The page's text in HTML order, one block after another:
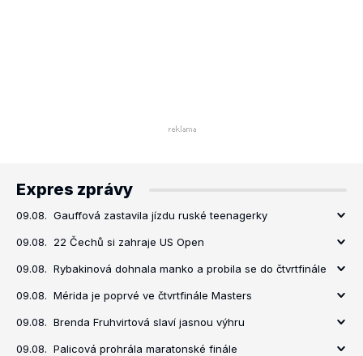
Expres zprávy
09.08. Gauffová zastavila jízdu ruské teenagerky
09.08. 22 Čechů si zahraje US Open
09.08. Rybakinová dohnala manko a probila se do čtvrtfinále
09.08. Mérida je poprvé ve čtvrtfinále Masters
09.08. Brenda Fruhvirtová slaví jasnou výhru
09.08. Palicová prohrála maratonské finále